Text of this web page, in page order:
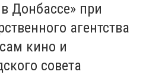
Донбассе» при
агентства
кино и
совета